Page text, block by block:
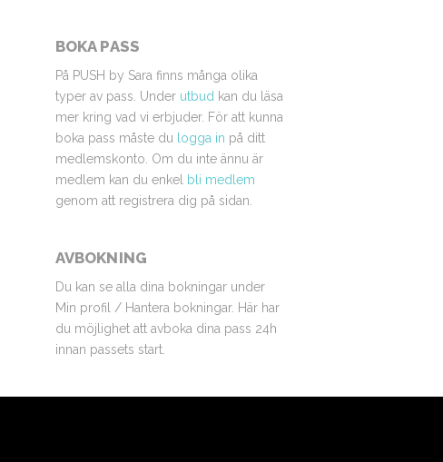
BOKA PASS
På PUSH by Sara finns många olika
typer av pass. Under utbudkan du läsa
mer kring vad vi erbjuder. För att kunna
boka pass måste du logga in på ditt
medlemskonto. Om du inte ännu är
medlem kan du enkel bli medlem
genom att registrera dig på sidan.
AVBOKNING
Du kan se alla dina bokningar under
Min profil / Hantera bokningar. Här har
du möjlighet att avboka dina pass 24h
innan passets start.